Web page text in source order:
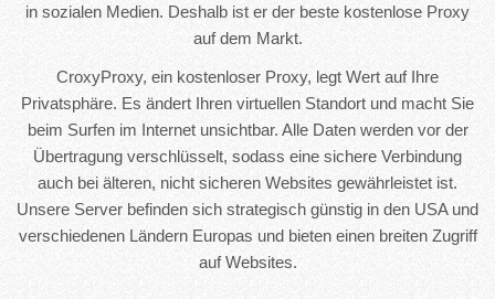
in sozialen Medien. Deshalb ist er der beste kostenlose Proxy
auf dem Markt.
CroxyProxy, ein kostenloser Proxy, legt Wert auf Ihre
Privatsphäre. Es ändert Ihren virtuellen Standort und macht Sie
beim Surfen im Internet unsichtbar. Alle Daten werden vor der
Übertragung verschlüsselt, sodass eine sichere Verbindung
auch bei älteren, nicht sicheren Websites gewährleistet ist.
Unsere Server befinden sich strategisch günstig in den USA und
verschiedenen Ländern Europas und bieten einen breiten Zugriff
auf Websites.